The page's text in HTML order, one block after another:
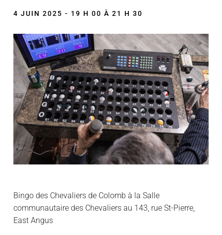
4 JUIN 2025 - 19 H 00 À 21 H 30
Bingo des Chevaliers de Colomb à la Salle
communautaire des Chevaliers au 143, rue St-Pierre,
East Angus